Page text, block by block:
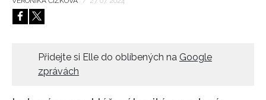
HOME
Přidejte si Elle do oblíbených na Google
zprávách